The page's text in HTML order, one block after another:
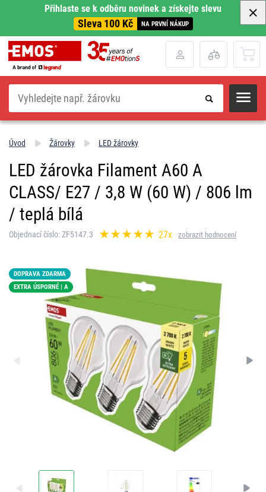
Přihlaste se k odběru novinek a získejte slevu
Sleva 100 Kč NA PRVNÍ NÁKUP
Hledat
Úvod Žárovky LED žárovky
LED žárovka Filament A60 A
CLASS/ E27 / 3,8 W (60 W) / 806 lm
/ teplá bílá
Objednací číslo: ZF5147.3 27x zobrazit hodnocení
DOPRAVA ZDARMA
EXTRA ÚSPORNÉ | A